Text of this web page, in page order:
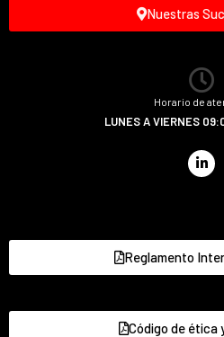
Nuestras
Horario de
LUNES A VIERNES
Reglamento
Código de ética